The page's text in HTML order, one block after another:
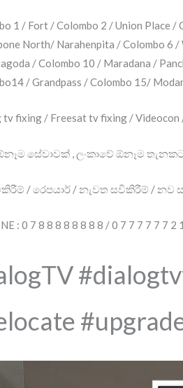
1 / Fort / Colombo 2 / Union Place
North/ Narahenpita / Colombo 6
/ Colombo 10 / Maradana /
/ Grandpass / Colombo 15/
fixing / Freesat tv fixing / Videocon
සේවාවක් , ලංකාවේ ඕනෑම
/ රෙපයාර් / නැවත සවිකිරීම් / නව
: 0 7 8 8 8 8 8 8 8 8 / 0 7 7 7 7 7 7 2